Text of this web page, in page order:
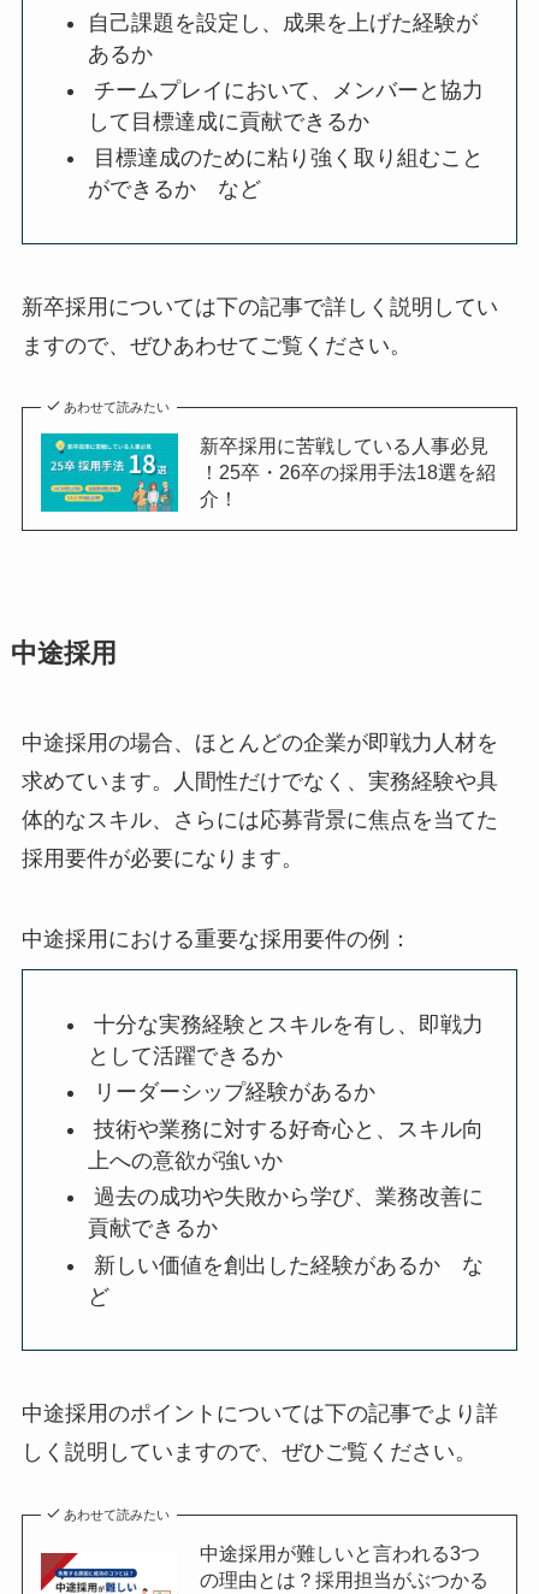
自己課題を設定し、成果を上げた経験が
あるか
チームプレイにおいて、メンバーと協力
して目標達成に貢献できるか
目標達成のために粘り強く取り組むこと
ができるか など
新卒採用については下の記事で詳しく説明してい
ますので、ぜひあわせてご覧ください。
あわせて読みたい
新卒採用に苦戦している人事必見
！25卒・26卒の採用手法18選を紹
介！
中途採用
中途採用の場合、ほとんどの企業が即戦力人材を
求めています。人間性だけでなく、実務経験や具
体的なスキル、さらには応募背景に焦点を当てた
採用要件が必要になります。
中途採用における重要な採用要件の例：
十分な実務経験とスキルを有し、即戦力
として活躍できるか
リーダーシップ経験があるか
技術や業務に対する好奇心と、スキル向
上への意欲が強いか
過去の成功や失敗から学び、業務改善に
貢献できるか
新しい価値を創出した経験があるか な
ど
中途採用のポイントについては下の記事でより詳
しく説明していますので、ぜひご覧ください。
あわせて読みたい
中途採用が難しいと言われる3つ
の理由とは？採用担当がぶつかる